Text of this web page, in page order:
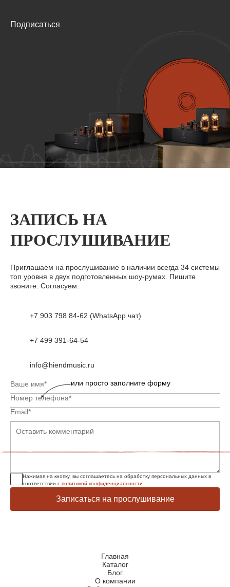
Подписаться
ЗАПИСЬ НА
ПРОСЛУШИВАНИЕ
Приглашаем на прослушивание в наличии всегда 34 системы
топ уровня в двух подготовленных шоу-румах. Пишите
звоните. Согласуем.
+7 903 798 84-62 (WhatsApp чат)
+7 499 391-64-54
info@hiendmusic.ru
Нажимая на кнопку, вы соглашаетесь на обработку персональных данных в
соответствии с политикой конфиденциальности
Записаться на прослушивание
или просто заполните форму
Главная
Каталог
Блог
О компании